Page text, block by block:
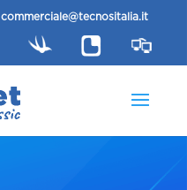
commerciale@tecnositalia.it